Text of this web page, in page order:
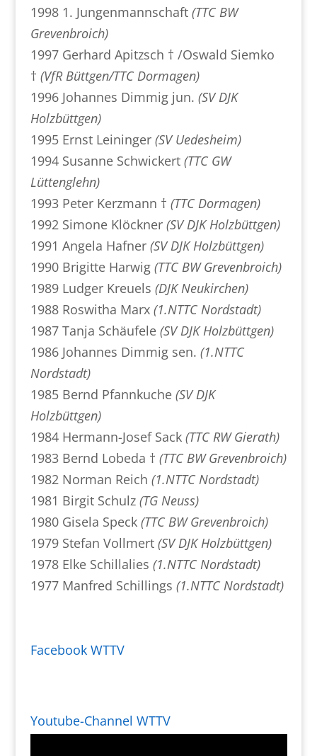
1998 1. Jungenmannschaft(TTC BW
Grevenbroich)
1997 Gerhard Apitzsch † /Oswald Siemko
† (VfR Büttgen/TTC Dormagen)
1996 Johannes Dimmig jun. (SV DJK
Holzbüttgen)
1995 Ernst Leininger(SV Uedesheim)
1994 Susanne Schwickert(TTC GW
Lüttenglehn)
1993 Peter Kerzmann † (TTC Dormagen)
1992 Simone Klöckner(SV DJK Holzbüttgen)
1991 Angela Hafner(SV DJK Holzbüttgen)
1990 Brigitte Harwig(TTC BW Grevenbroich)
1989 Ludger Kreuels (DJK Neukirchen)
1988 Roswitha Marx(1.NTTC Nordstadt)
1987 Tanja Schäufele(SV DJK Holzbüttgen)
1986 Johannes Dimmig sen. (1.NTTC
Nordstadt)
1985 Bernd Pfannkuche(SV DJK
Holzbüttgen)
1984 Hermann-Josef Sack(TTC RW Gierath)
1983 Bernd Lobeda † (TTC BW Grevenbroich)
1982 Norman Reich (1.NTTC Nordstadt)
1981 Birgit Schulz(TG Neuss)
1980 Gisela Speck (TTC BW Grevenbroich)
1979 Stefan Vollmert(SV DJK Holzbüttgen)
1978 Elke Schillalies (1.NTTC Nordstadt)
1977 Manfred Schillings (1.NTTC Nordstadt)
Facebook WTTV
Youtube-Channel WTTV